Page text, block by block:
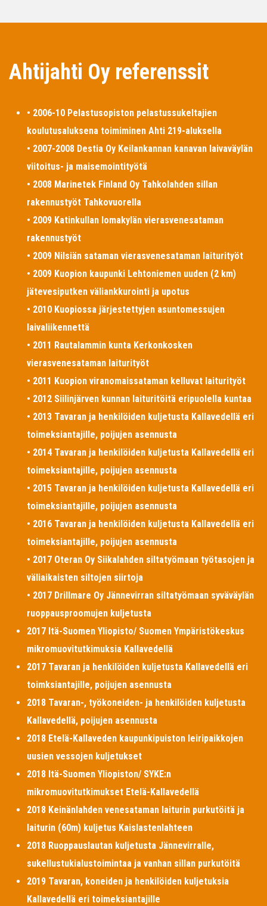
Ahtijahti Oy referenssit
• 2006-10 Pelastusopiston pelastussukeltajien
koulutusaluksena toimiminen Ahti 219-aluksella
• 2007-2008 Destia Oy Keilankannan kanavan laivaväylän
viitoitus- ja maisemointityötä
• 2008 Marinetek Finland Oy Tahkolahden sillan
rakennustyöt Tahkovuorella
• 2009 Katinkullan lomakylän vierasvenesataman
rakennustyöt
• 2009 Nilsiän sataman vierasvenesataman laiturityöt
• 2009 Kuopion kaupunki Lehtoniemen uuden (2 km)
jätevesiputken väliankkurointi ja upotus
• 2010 Kuopiossa järjestettyjen asuntomessujen
laivaliikennettä
• 2011 Rautalammin kunta Kerkonkosken
vierasvenesataman laiturityöt
• 2011 Kuopion viranomaissataman kelluvat laiturityöt
• 2012 Siilinjärven kunnan laituritöitä eripuolella kuntaa
• 2013 Tavaran ja henkilöiden kuljetusta Kallavedellä eri
toimeksiantajille, poijujen asennusta
• 2014 Tavaran ja henkilöiden kuljetusta Kallavedellä eri
toimeksiantajille, poijujen asennusta
• 2015 Tavaran ja henkilöiden kuljetusta Kallavedellä eri
toimeksiantajille, poijujen asennusta
• 2016 Tavaran ja henkilöiden kuljetusta Kallavedellä eri
toimeksiantajille, poijujen asennusta
• 2017 Oteran Oy Siikalahden siltatyömaan työtasojen ja
väliaikaisten siltojen siirtoja
• 2017 Drillmare Oy Jännevirran siltatyömaan syväväylän
ruoppausproomujen kuljetusta
2017 Itä-Suomen Yliopisto/ Suomen Ympäristökeskus
mikromuovitutkimuksia Kallavedellä
2017 Tavaran ja henkilöiden kuljetusta Kallavedellä eri
toimksiantajille, poijujen asennusta
2018 Tavaran-, työkoneiden- ja henkilöiden kuljetusta
Kallavedellä, poijujen asennusta
2018 Etelä-Kallaveden kaupunkipuiston leiripaikkojen
uusien vessojen kuljetukset
2018 Itä-Suomen Yliopiston/ SYKE:n
mikromuovitutkimukset Etelä-Kallavedellä
2018 Keinänlahden venesataman laiturin purkutöitä ja
laiturin (60m) kuljetus Kaislastenlahteen
2018 Ruoppauslautan kuljetusta Jännevirralle,
sukellustukialustoimintaa ja vanhan sillan purkutöitä
2019 Tavaran, koneiden ja henkilöiden kuljetuksia
Kallavedellä eri toimeksiantajille